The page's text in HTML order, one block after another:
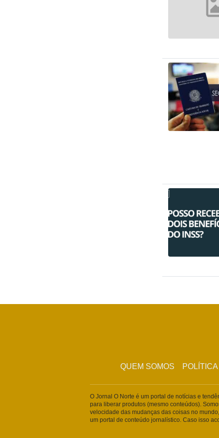
QUEM SOMOS
O Jornal O Norte é um portal de notícias e
para liberar produtos (mesmo conteúdos).
velocidade das mudanças das coisas no
um portal de conteúdo jornalístico. Caso isso